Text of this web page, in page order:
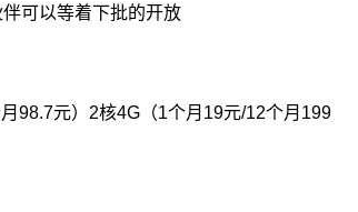
可以等着下批的开放
98.7元）2核4G （1个月 19元/12个月 199